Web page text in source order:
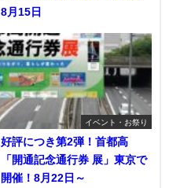
8月15日
イベント・お祭り
好評につき第2弾！首都高
「開通記念通行券 展」東京で
開催！8月22日～